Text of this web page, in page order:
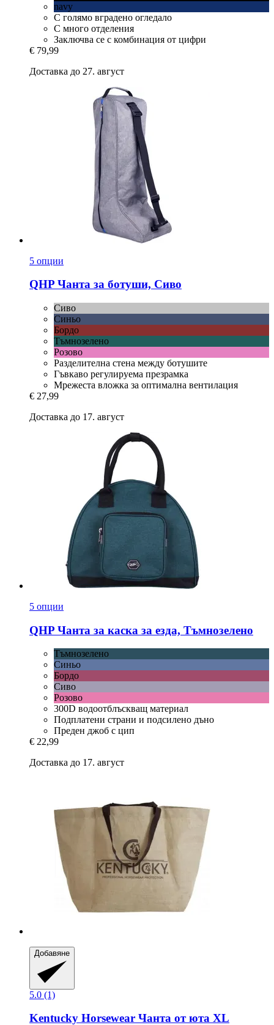
navy
С голямо вградено огледало
С много отделения
Заключва се с комбинация от цифри
€ 79,99
Доставка до 27. август
5 опции
QHP Чанта за ботуши, Сиво
Сиво
Синьо
Бордо
Тъмнозелено
Розово
Разделителна стена между ботушите
Гъвкаво регулируема презрамка
Мрежеста вложка за оптимална вентилация
€ 27,99
Доставка до 17. август
5 опции
QHP Чанта за каска за езда, Тъмнозелено
Тъмнозелено
Синьо
Бордо
Сиво
Розово
300D водоотблъскващ материал
Подплатени страни и подсилено дъно
Преден джоб с цип
€ 22,99
Доставка до 17. август
Добавяне
5.0 (1)
Kentucky Horsewear Чанта от юта XL